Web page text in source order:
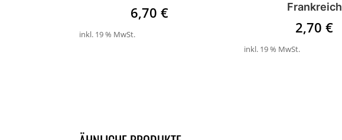
6,70€
inkl. 19 % MwSt.
Frankreich
2,70€
inkl. 19 % MwSt.